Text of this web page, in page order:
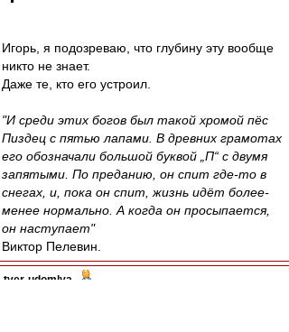
Игорь, я подозреваю, что глубину эту вообще
никто не знает.
Даже те, кто его устроил.
"И среди этих богов был такой хромой пёс
Пиздец с пятью лапами. В древних грамотах
его обозначали большой буквой „П“ с двумя
запятыми. По преданию, он спит где-то в
снегах, и, пока он спит, жизнь идёт более-
менее нормально. А когда он просыпается,
он наступает"
Виктор Пелевин.
tver-udomlya